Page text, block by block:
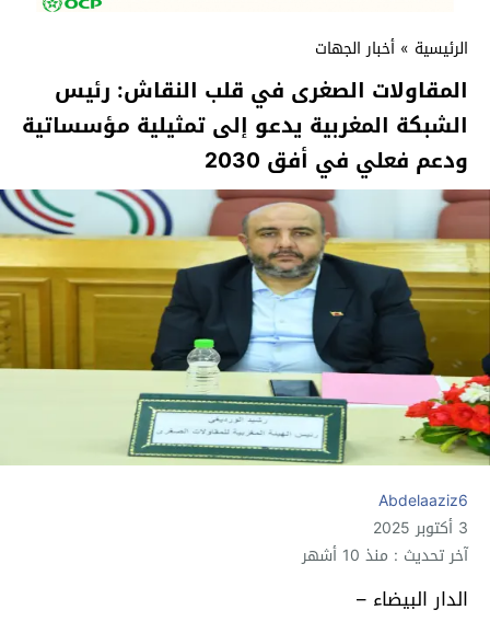
الرئيسية » أخبار الجهات
المقاولات الصغرى في قلب النقاش: رئيس
الشبكة المغربية يدعو إلى تمثيلية مؤسساتية
ودعم فعلي في أفق 2030
Abdelaaziz6
3 أكتوبر 2025
آخر تحديث : منذ 10 أشهر
الدار البيضاء –